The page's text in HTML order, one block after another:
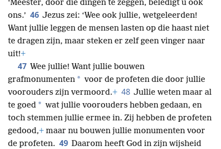
‘Meester, door die dingen te zeggen, beledigt u ook
ons.’ 46 Jezus zei: ‘Wee ook jullie, wetgeleerden!
Want jullie leggen de mensen lasten op die haast niet
te dragen zijn, maar steken er zelf geen vinger naar
uit!+
47 Wee jullie! Want jullie bouwen
grafmonumenten * voor de profeten die door jullie
voorouders zijn vermoord.+ 48 Jullie weten maar al
te goed * wat jullie voorouders hebben gedaan, en
toch stemmen jullie ermee in. Zij hebben de profeten
gedood,+ maar nu bouwen jullie monumenten voor
de profeten. 49 Daarom heeft God in zijn wijsheid